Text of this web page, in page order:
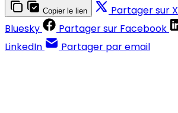
Copier le lien Partager sur X
Bluesky
Partager sur Facebook
LinkedIn
Partager par email